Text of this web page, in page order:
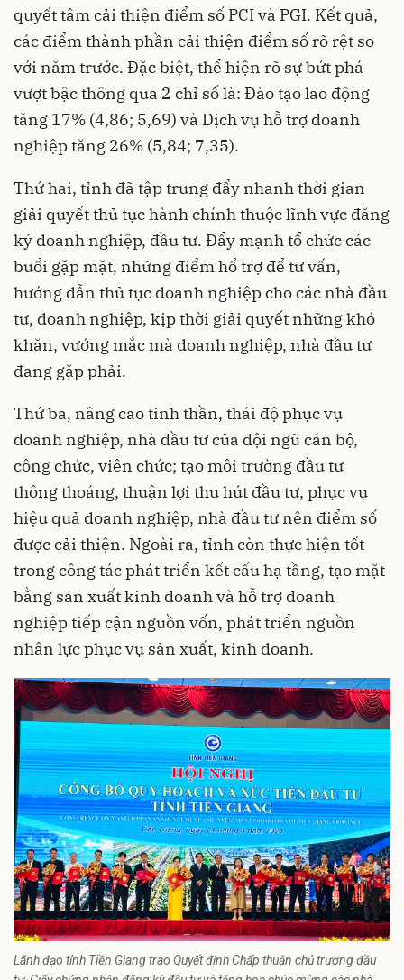
quyết tâm cải thiện điểm số PCI và PGI. Kết quả,
các điểm thành phần cải thiện điểm số rõ rệt so
với năm trước. Đặc biệt, thể hiện rõ sự bứt phá
vượt bậc thông qua 2 chỉ số là: Đào tạo lao động
tăng 17% (4,86; 5,69) và Dịch vụ hỗ trợ doanh
nghiệp tăng 26% (5,84; 7,35).
Thứ hai, tỉnh đã tập trung đẩy nhanh thời gian
giải quyết thủ tục hành chính thuộc lĩnh vực đăng
ký doanh nghiệp, đầu tư. Đẩy mạnh tổ chức các
buổi gặp mặt, những điểm hổ trợ để tư vấn,
hướng dẫn thủ tục doanh nghiệp cho các nhà đầu
tư, doanh nghiệp, kịp thời giải quyết những khó
khăn, vướng mắc mà doanh nghiệp, nhà đầu tư
đang gặp phải.
Thứ ba, nâng cao tinh thần, thái độ phục vụ
doanh nghiệp, nhà đầu tư của đội ngũ cán bộ,
công chức, viên chức; tạo môi trường đầu tư
thông thoáng, thuận lợi thu hút đầu tư, phục vụ
hiệu quả doanh nghiệp, nhà đầu tư nên điểm số
được cải thiện. Ngoài ra, tỉnh còn thực hiện tốt
trong công tác phát triển kết cấu hạ tầng, tạo mặt
bằng sản xuất kinh doanh và hỗ trợ doanh
nghiệp tiếp cận nguồn vốn, phát triển nguồn
nhân lực phục vụ sản xuất, kinh doanh.
Lãnh đạo tỉnh Tiền Giang trao Quyết định Chấp thuận chủ trương đầu